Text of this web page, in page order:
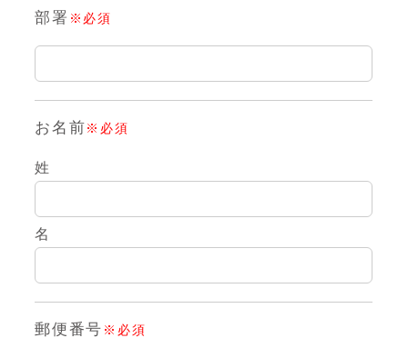
部署 ※必須
お名前 ※必須
姓
名
郵便番号 ※必須